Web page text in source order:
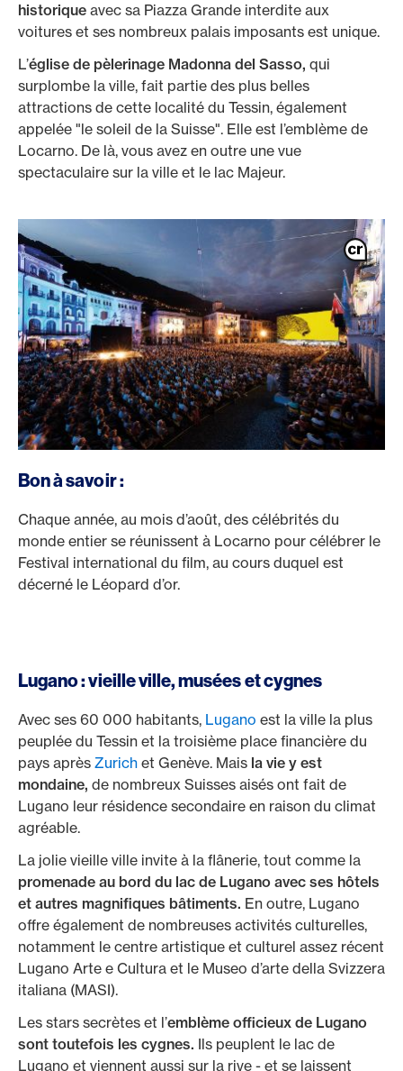
historique avec sa Piazza Grande interdite aux
voitures et ses nombreux palais imposants est unique.
L’église de pèlerinage Madonna del Sasso, qui
surplombe la ville, fait partie des plus belles
attractions de cette localité du Tessin, également
appelée "le soleil de la Suisse". Elle est l’emblème de
Locarno. De là, vous avez en outre une vue
spectaculaire sur la ville et le lac Majeur.
Bon à savoir :
Chaque année, au mois d’août, des célébrités du
monde entier se réunissent à Locarno pour célébrer le
Festival international du film, au cours duquel est
décerné le Léopard d’or.
Lugano : vieille ville, musées et cygnes
Avec ses 60 000 habitants, Lugano est la ville la plus
peuplée du Tessin et la troisième place financière du
pays après Zurich et Genève. Mais la vie y est
mondaine, de nombreux Suisses aisés ont fait de
Lugano leur résidence secondaire en raison du climat
agréable.
La jolie vieille ville invite à la flânerie, tout comme la
promenade au bord du lac de Lugano avec ses hôtels
et autres magnifiques bâtiments. En outre, Lugano
offre également de nombreuses activités culturelles,
notamment le centre artistique et culturel assez récent
Lugano Arte e Cultura et le Museo d’arte della Svizzera
italiana (MASI).
Les stars secrètes et l’emblème officieux de Lugano
sont toutefois les cygnes. Ils peuplent le lac de
Lugano et viennent aussi sur la rive - et se laissent